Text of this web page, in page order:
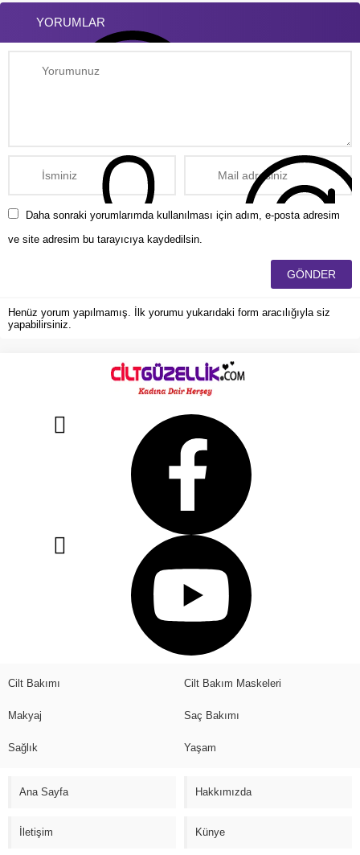
YORUMLAR
Daha sonraki yorumlarımda kullanılması için adım, e-posta adresim
ve site adresim bu tarayıcıya kaydedilsin.
Henüz yorum yapılmamış. İlk yorumu yukarıdaki form aracılığıyla siz
yapabilirsiniz.
Cilt Bakımı Cilt Bakım Maskeleri
Makyaj Saç Bakımı
Sağlık Yaşam
Ana Sayfa Hakkımızda
İletişim Künye